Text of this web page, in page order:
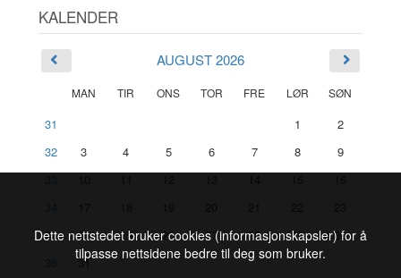
KALENDER
AUGUST 2026
MAN TIR ONS TOR FRE LØR SØN
31 1
2
32
3 4 5 6 7 8
9
35
24 25 26 27 28 29
30
31
Dette nettstedet bruker cookies (informasjonskapsler) for å
tilpasse nettsidene bedre til deg som bruker.